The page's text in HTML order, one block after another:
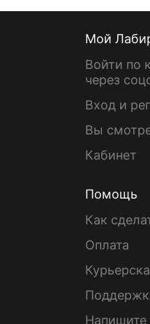
Мой
Войти по
через
Вход и
Вы
Кабинет
Помощь
Как
Оплата
Напишите